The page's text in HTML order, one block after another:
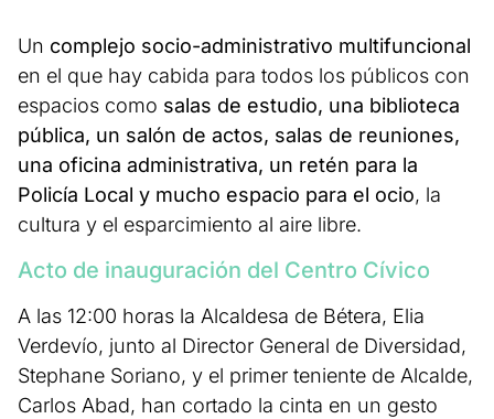
Un complejo socio-administrativo multifuncional
en el que hay cabida para todos los públicos con
espacios como salas de estudio, una biblioteca
pública, un salón de actos, salas de reuniones,
una oficina administrativa, un retén para la
Policía Local y mucho espacio para el ocio, la
cultura y el esparcimiento al aire libre.
Acto de inauguración del Centro Cívico
A las 12:00 horas la Alcaldesa de Bétera, Elia
Verdevío, junto al Director General de Diversidad,
Stephane Soriano, y el primer teniente de Alcalde,
Carlos Abad, han cortado la cinta en un gesto